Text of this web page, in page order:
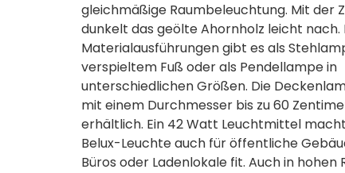
gleichmäßige Raumbeleuchtung. Mit der
dunkelt das geölte Ahornholz leicht nach.
Materialausführungen gibt es als
verspieltem Fuß oder als Pendellampe in
unterschiedlichen Größen. Die
mit einem Durchmesser bis zu 60
erhältlich. Ein 42 Watt Leuchtmittel
Belux-Leuchte auch für öffentliche
Büros oder Ladenlokale fit. Auch in